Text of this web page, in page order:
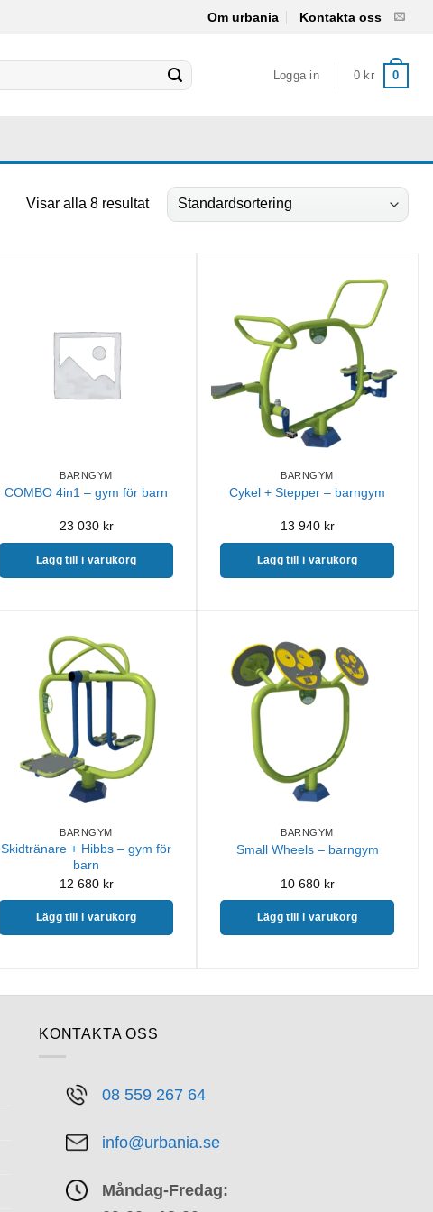
Om urbania Kontakta oss
Logga in 0 kr 0
Visar alla 8 resultat
BARNGYM
COMBO 4in1 – gym för barn
23 030 kr
Lägg till i varukorg
BARNGYM
Cykel + Stepper – barngym
13 940 kr
Lägg till i varukorg
BARNGYM
Skidtränare + Hibbs – gym för
barn
12 680 kr
Lägg till i varukorg
BARNGYM
Small Wheels – barngym
10 680 kr
Lägg till i varukorg
KONTAKTA OSS
08 559 267 64
info@urbania.se
Måndag-Fredag: